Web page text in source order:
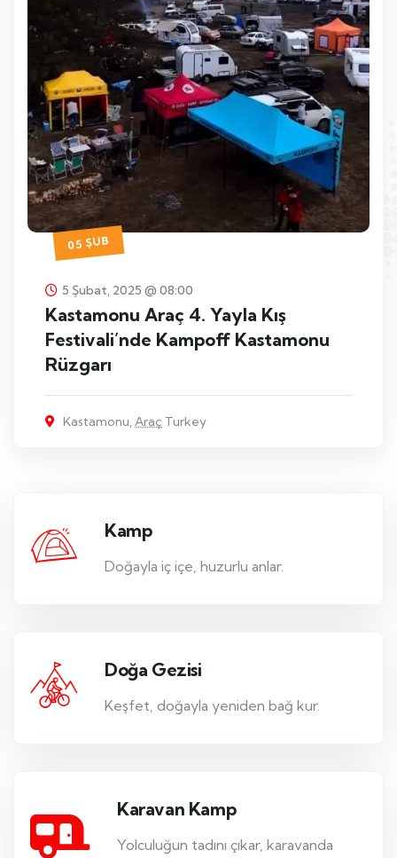
05 ŞUB
5 Şubat, 2025 @ 08:00
Kastamonu Araç 4. Yayla Kış
Festivali’nde Kampoff Kastamonu
Rüzgarı
Kastamonu,Araç Turkey
Kamp
Doğayla iç içe, huzurlu anlar.
Doğa Gezisi
Keşfet, doğayla yeniden bağ kur.
Karavan Kamp
Yolculuğun tadını çıkar, karavanda